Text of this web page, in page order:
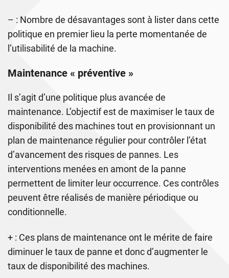
– : Nombre de désavantages sont à lister dans cette
politique en premier lieu la perte momentanée de
l’utilisabilité de la machine.
Maintenance « préventive »
Il s’agit d’une politique plus avancée de
maintenance. L’objectif est de maximiser le taux de
disponibilité des machines tout en provisionnant un
plan de maintenance régulier pour contrôler l’état
d’avancement des risques de pannes. Les
interventions menées en amont de la panne
permettent de limiter leur occurrence. Ces contrôles
peuvent être réalisés de manière périodique ou
conditionnelle.
+ : Ces plans de maintenance ont le mérite de faire
diminuer le taux de panne et donc d’augmenter le
taux de disponibilité des machines.